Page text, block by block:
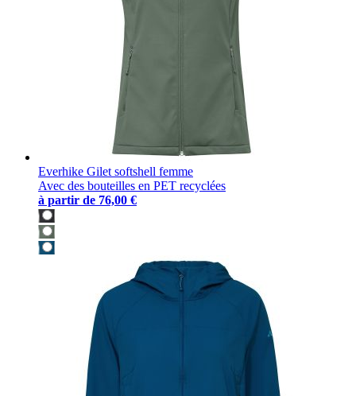
Everhike Gilet softshell femme
Avec des bouteilles en PET recyclées
à partir de 76,00 €